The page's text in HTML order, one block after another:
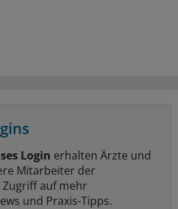
Login erhalten Ärzte und
Mitarbeiter der
auf mehr
und Praxis-Tipps.